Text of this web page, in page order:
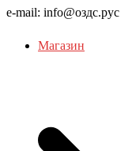
e-mail: info@оздс.рус
Магазин